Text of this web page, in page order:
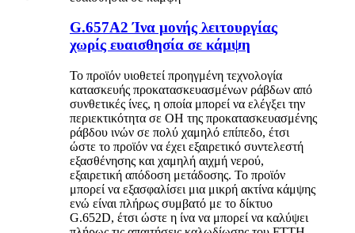
G.657A2 Ίνα μονής λειτουργίας
χωρίς ευαισθησία σε κάμψη
Το προϊόν υιοθετεί προηγμένη τεχνολογία
κατασκευής προκατασκευασμένων ράβδων από
συνθετικές ίνες, η οποία μπορεί να ελέγξει την
περιεκτικότητα σε OH της προκατασκευασμένης
ράβδου ινών σε πολύ χαμηλό επίπεδο, έτσι
ώστε το προϊόν να έχει εξαιρετικό συντελεστή
εξασθένησης και χαμηλή αιχμή νερού,
εξαιρετική απόδοση μετάδοσης. Το προϊόν
μπορεί να εξασφαλίσει μια μικρή ακτίνα κάμψης
ενώ είναι πλήρως συμβατό με το δίκτυο
G.652D, έτσι ώστε η ίνα να μπορεί να καλύψει